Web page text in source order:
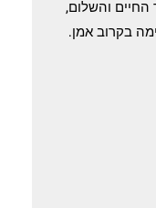
החיים והשלום,
בקרוב אמן.